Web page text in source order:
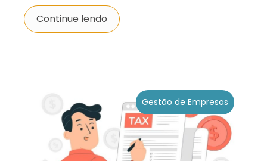
Continue lendo
Gestão de Empresas